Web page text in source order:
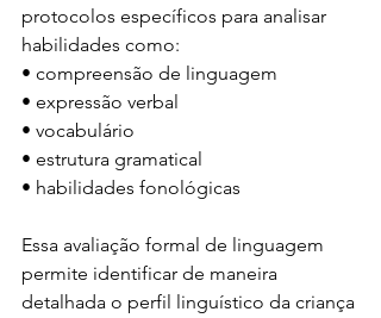
protocolos específicos para analisar
habilidades como:
• compreensão de linguagem
• expressão verbal
• vocabulário
• estrutura gramatical
• habilidades fonológicas
Essa avaliação formal de linguagem
permite identificar de maneira
detalhada o perfil linguístico da criança